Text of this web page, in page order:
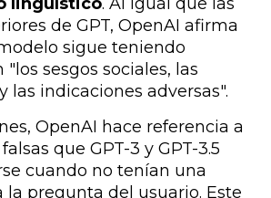
de GPT, OpenAI afirma
sigue teniendo
sesgos sociales, las
las indicaciones adversas".
OpenAI hace referencia a
que GPT-3 y GPT-3.5
cuando no tenían una
la pregunta del usuario. Este